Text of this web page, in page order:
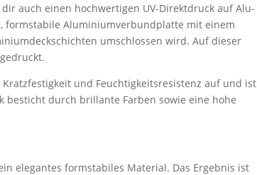
auch einen hochwertigen UV-Direktdruck auf Alu-
formstabile Aluminiumverbundplatte mit einem
umschlossen wird. Auf dieser
und Feuchtigkeitsresistenz auf und ist
besticht durch brillante Farben sowie eine hohe
elegantes formstabiles Material. Das Ergebnis ist